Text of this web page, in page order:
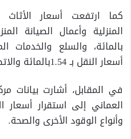
كما ارتفعت أسعار الأثاث
بالمائة، والسلع والخدمات
أسعار النقل بـ 1.54بالمائة والاتصالات بـ 0.2 بالمائة.
في المقابل، أشارت بيانات
العماني إلى استقرار أسعار
وأنواع الوقود الأخرى والصحة.